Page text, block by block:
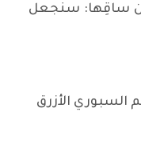
عن ساقِها: سنجعل
السبوري الأزرق